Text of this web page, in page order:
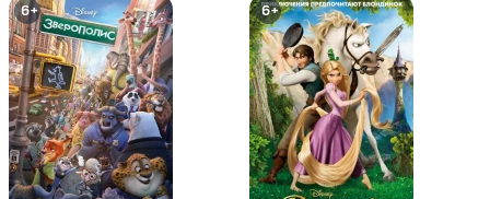
Покемон: Хупа и Битва Веков
Покемон: Я Выбираю Тебя /
Покемон 20
6+ 6+